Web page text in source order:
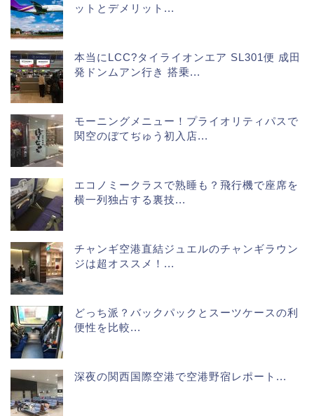
ットとデメリット...
本当にLCC?タイライオンエア SL301便 成田
発ドンムアン行き 搭乗...
モーニングメニュー！プライオリティパスで
関空のぼてぢゅう初入店...
エコノミークラスで熟睡も？飛行機で座席を
横一列独占する裏技...
チャンギ空港直結ジュエルのチャンギラウン
ジは超オススメ！...
どっち派？バックパックとスーツケースの利
便性を比較...
深夜の関西国際空港で空港野宿レポート...